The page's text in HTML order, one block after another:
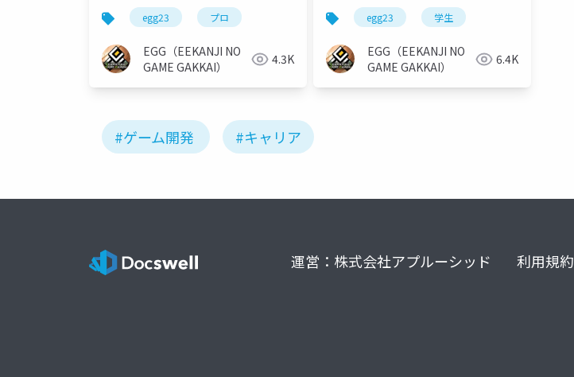
egg23 プロ
EGG（EEKANJI NO
GAME GAKKAI）
4.3K
egg23 学生
EGG（EEKANJI NO
GAME GAKKAI）
6.4K
#ゲーム開発 #キャリア
運営：株式会社アプルーシッド 利用規約